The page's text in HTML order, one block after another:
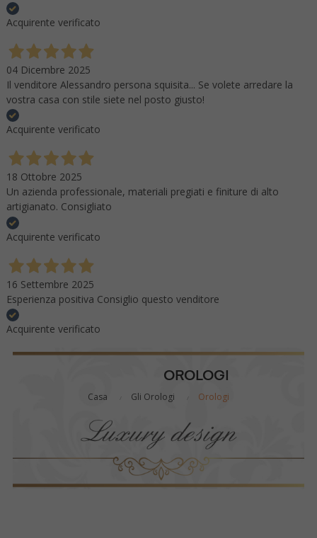
Acquirente verificato
04 Dicembre 2025
Il venditore Alessandro persona squisita... Se volete arredare la
vostra casa con stile siete nel posto giusto!
Acquirente verificato
18 Ottobre 2025
Un azienda professionale, materiali pregiati e finiture di alto
artigianato. Consigliato
Acquirente verificato
16 Settembre 2025
Esperienza positiva Consiglio questo venditore
Acquirente verificato
OROLOGI
Casa Gli Orologi Orologi